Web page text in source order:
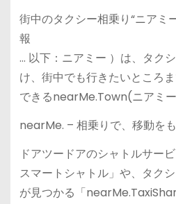
街中のタクシー相乗り“ニアミ
報
… 以下：ニアミー ）は、タク
け、街中でも行きたいところ
できるnearMe.Town(ニアミ
nearMe. – 相乗りで、移動を
ドアツードアのシャトルサー
スマートシャトル」や、タク
が見つかる「